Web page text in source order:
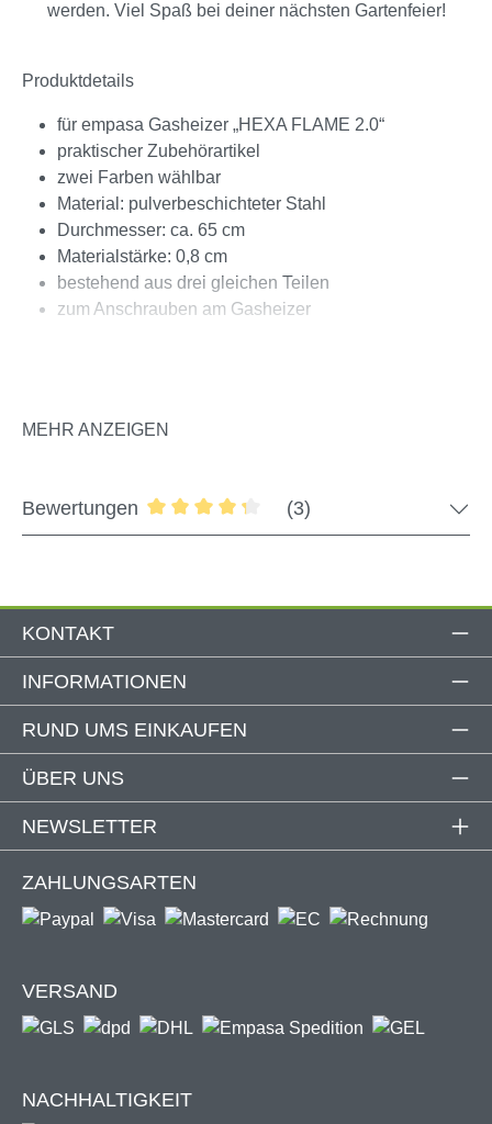
werden. Viel Spaß bei deiner nächsten Gartenfeier!
Produktdetails
für empasa Gasheizer „HEXA FLAME 2.0“
praktischer Zubehörartikel
zwei Farben wählbar
Material: pulverbeschichteter Stahl
Durchmesser: ca. 65 cm
Materialstärke: 0,8 cm
bestehend aus drei gleichen Teilen
zum Anschrauben am Gasheizer
MEHR ANZEIGEN
Bewertungen
Durchschnittliche Bewertung von 4.33
(3)
KONTAKT
INFORMATIONEN
RUND UMS EINKAUFEN
ÜBER UNS
NEWSLETTER
ZAHLUNGSARTEN
VERSAND
NACHHALTIGKEIT